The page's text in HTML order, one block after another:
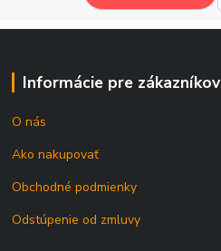
Informácie pre zákazníkov
O nás
Ako nakupovať
Obchodné podmienky
Odstúpenie od zmluvy